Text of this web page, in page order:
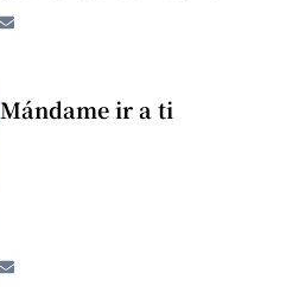
Mándame ir a ti